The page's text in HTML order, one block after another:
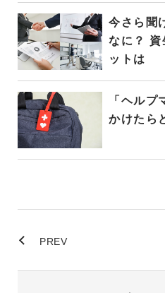
今さら聞
なに？
ットは
「ヘル
かけたら
PREV